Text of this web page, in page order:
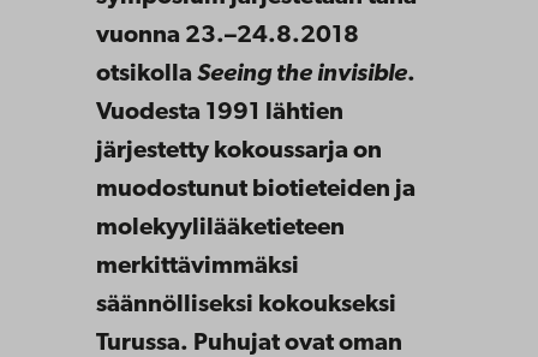
vuonna 23.–24.8.2018
otsikolla Seeing the invisible.
Vuodesta 1991 lähtien
järjestetty kokoussarja on
muodostunut biotieteiden ja
molekyylilääketieteen
merkittävimmäksi
säännölliseksi kokoukseksi
Turussa. Puhujat ovat oman